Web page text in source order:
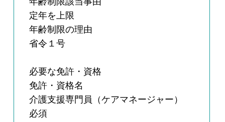
定年を上限
年齢制限の理由
省令１号
必要な免許・資格
免許・資格名
介護支援専門員（ケアマネージャー）
必須